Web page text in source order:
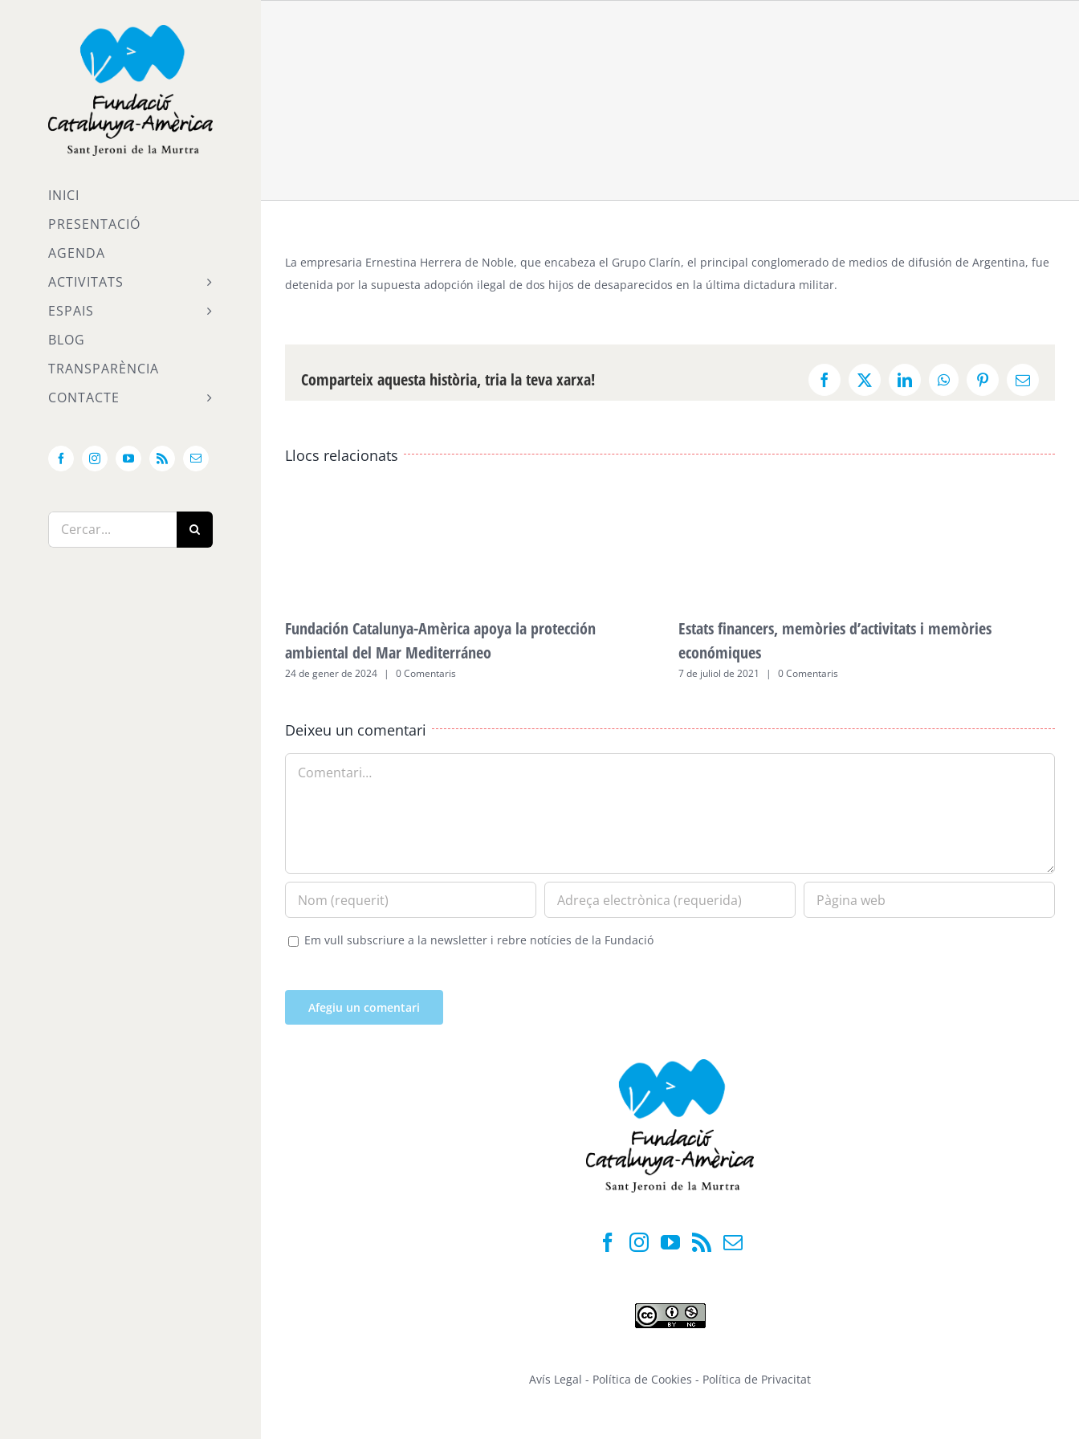
INICI
PRESENTACIÓ
AGENDA
ACTIVITATS
ESPAIS
BLOG
TRANSPARÈNCIA
CONTACTE
FacebookInstagramYouTube
Rss Email:
Cerca
…
La empresaria Ernestina Herrera de Noble, que encabeza el Grupo Clarín, el principal conglomerado de medios de difusión de Argentina, fue
detenida por la supuesta adopción ilegal de dos hijos de desaparecidos en la última dictadura militar.
Comparteix aquesta història, tria la teva xarxa! Facebook
X LinkedInWhatsAppPinterestEmail:
Llocs relacionats
Fundación Catalunya-Amèrica apoya la protección
ambiental del Mar Mediterráneo
24 de gener de 2024 | 0 Comentaris
Estats financers, memòries d’activitats i memòries
económiques
7 de juliol de 2021 | 0 Comentaris
Deixeu un comentari
Em vull subscriure a la newsletter i rebre notícies de la Fundació
Avís Legal - Política de Cookies - Política de Privacitat